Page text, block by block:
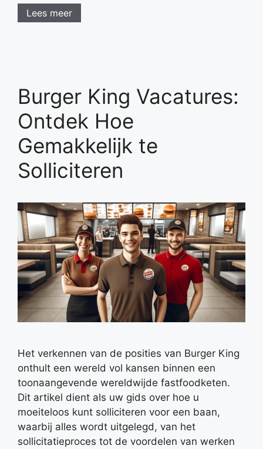
Lees meer
Burger King Vacatures:
Ontdek Hoe
Gemakkelijk te
Solliciteren
Het verkennen van de posities van Burger King
onthult een wereld vol kansen binnen een
toonaangevende wereldwijde fastfoodketen.
Dit artikel dient als uw gids over hoe u
moeiteloos kunt solliciteren voor een baan,
waarbij alles wordt uitgelegd, van het
sollicitatieproces tot de voordelen van werken